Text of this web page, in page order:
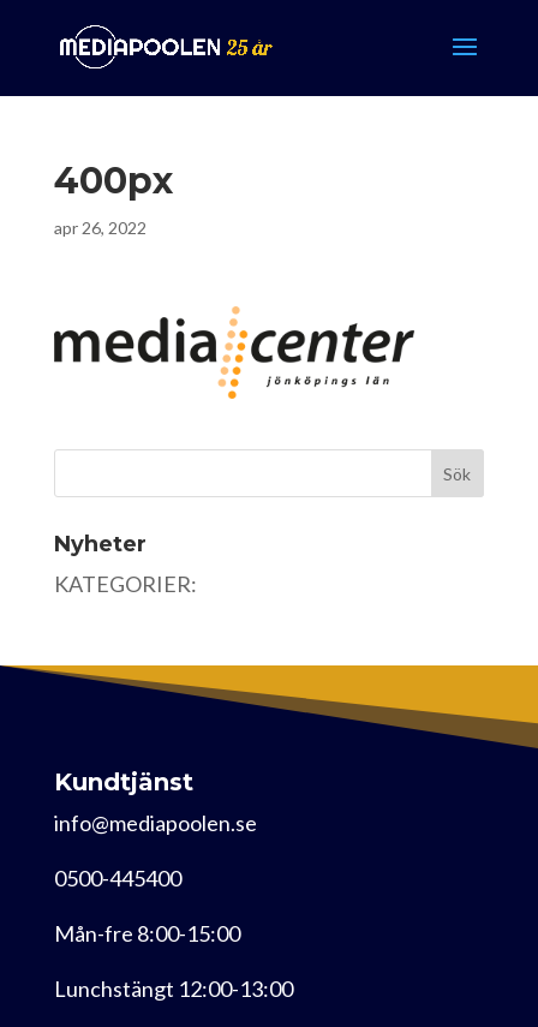
400px
apr 26, 2022
Nyheter
KATEGORIER:
Kundtjänst
info@mediapoolen.se
0500-445400
Mån-fre 8:00-15:00
Lunchstängt 12:00-13:00